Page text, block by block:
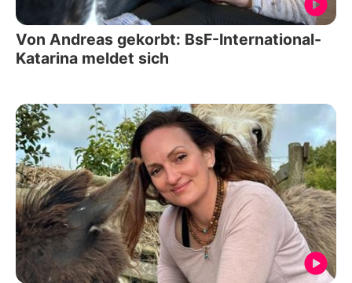
Von Andreas gekorbt: BsF-International-
Katarina meldet sich